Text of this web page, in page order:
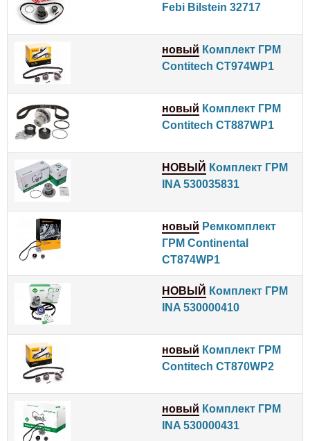
Febi Bilstein 32717
новый Комплект ГРМ
Contitech CT974WP1
новый Комплект ГРМ
Contitech CT887WP1
НОВЫЙ Комплект ГРМ
INA 530035831
новый Ремкомплект
ГРМ Continental
CT874WP1
НОВЫЙ Комплект ГРМ
INA 530000410
новый Комплект ГРМ
Contitech CT870WP2
новый Комплект ГРМ
INA 530000431